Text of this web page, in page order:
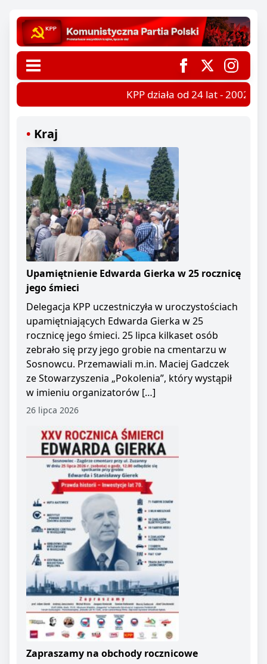
KPP działa od 24 lat - 2002-
Kraj
Upamiętnienie Edwarda Gierka w 25 rocznicę
jego śmieci
Delegacja KPP uczestniczyła w uroczystościach
upamiętniających Edwarda Gierka w 25
rocznicę jego śmieci. 25 lipca kilkaset osób
zebrało się przy jego grobie na cmentarzu w
Sosnowcu. Przemawiali m.in. Maciej Gadczek
ze Stowarzyszenia „Pokolenia”, który wystąpił
w imieniu organizatorów […]
26 lipca 2026
Zapraszamy na obchody rocznicowe